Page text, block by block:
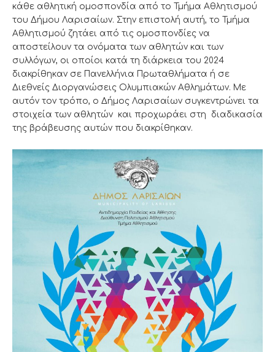
κάθε αθλητική ομοσπονδία από το Τμήμα Αθλητισμού
του Δήμου Λαρισαίων. Στην επιστολή αυτή, το Τμήμα
Αθλητισμού ζητάει από τις ομοσπονδίες να
αποστείλουν τα ονόματα των αθλητών και των
συλλόγων, οι οποίοι κατά τη διάρκεια του 2024
διακρίθηκαν σε Πανελλήνια Πρωταθλήματα ή σε
Διεθνείς Διοργανώσεις Ολυμπιακών Αθλημάτων. Με
αυτόν τον τρόπο, ο Δήμος Λαρισαίων συγκεντρώνει τα
στοιχεία των αθλητών και προχωράει στη διαδικασία
της βράβευσης αυτών που διακρίθηκαν.